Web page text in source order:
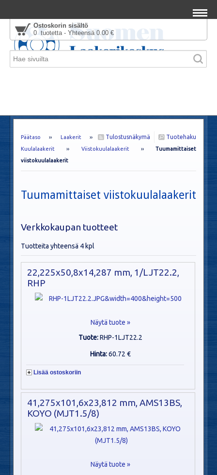
Ostoskorin sisältö
0 tuotetta - Yhteensä 0.00 €
Tuotehaku
Tulostusnäkymä
Päätaso ›› Laakerit ››
Kuulalaakerit ›› Viistokuulalaakerit ›› Tuumamittaiset
viistokuulalaakerit
Tuumamittaiset viistokuulalaakerit
Verkkokaupan tuotteet
Tuotteita yhteensä 4 kpl
22,225x50,8x14,287 mm, 1/LJT22.2,
RHP
Näytä tuote »
Tuote:RHP-1LJT22.2
Hinta:60.72 €
Lisää ostoskoriin
41,275x101,6x23,812 mm, AMS13BS,
KOYO (MJT1.5/8)
Näytä tuote »